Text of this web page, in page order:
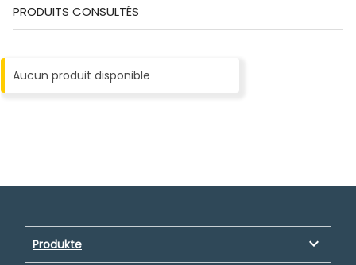
PRODUITS CONSULTÉS
Aucun produit disponible
Produkte keyboard_arrow_down